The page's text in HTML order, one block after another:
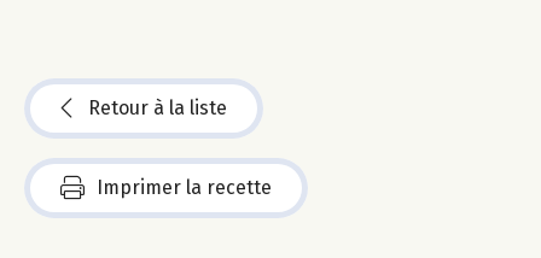
Retour à la liste
Imprimer la recette